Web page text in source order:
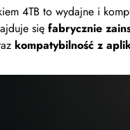
4TB to wydajne i
się fabrycznie
kompatybilność z